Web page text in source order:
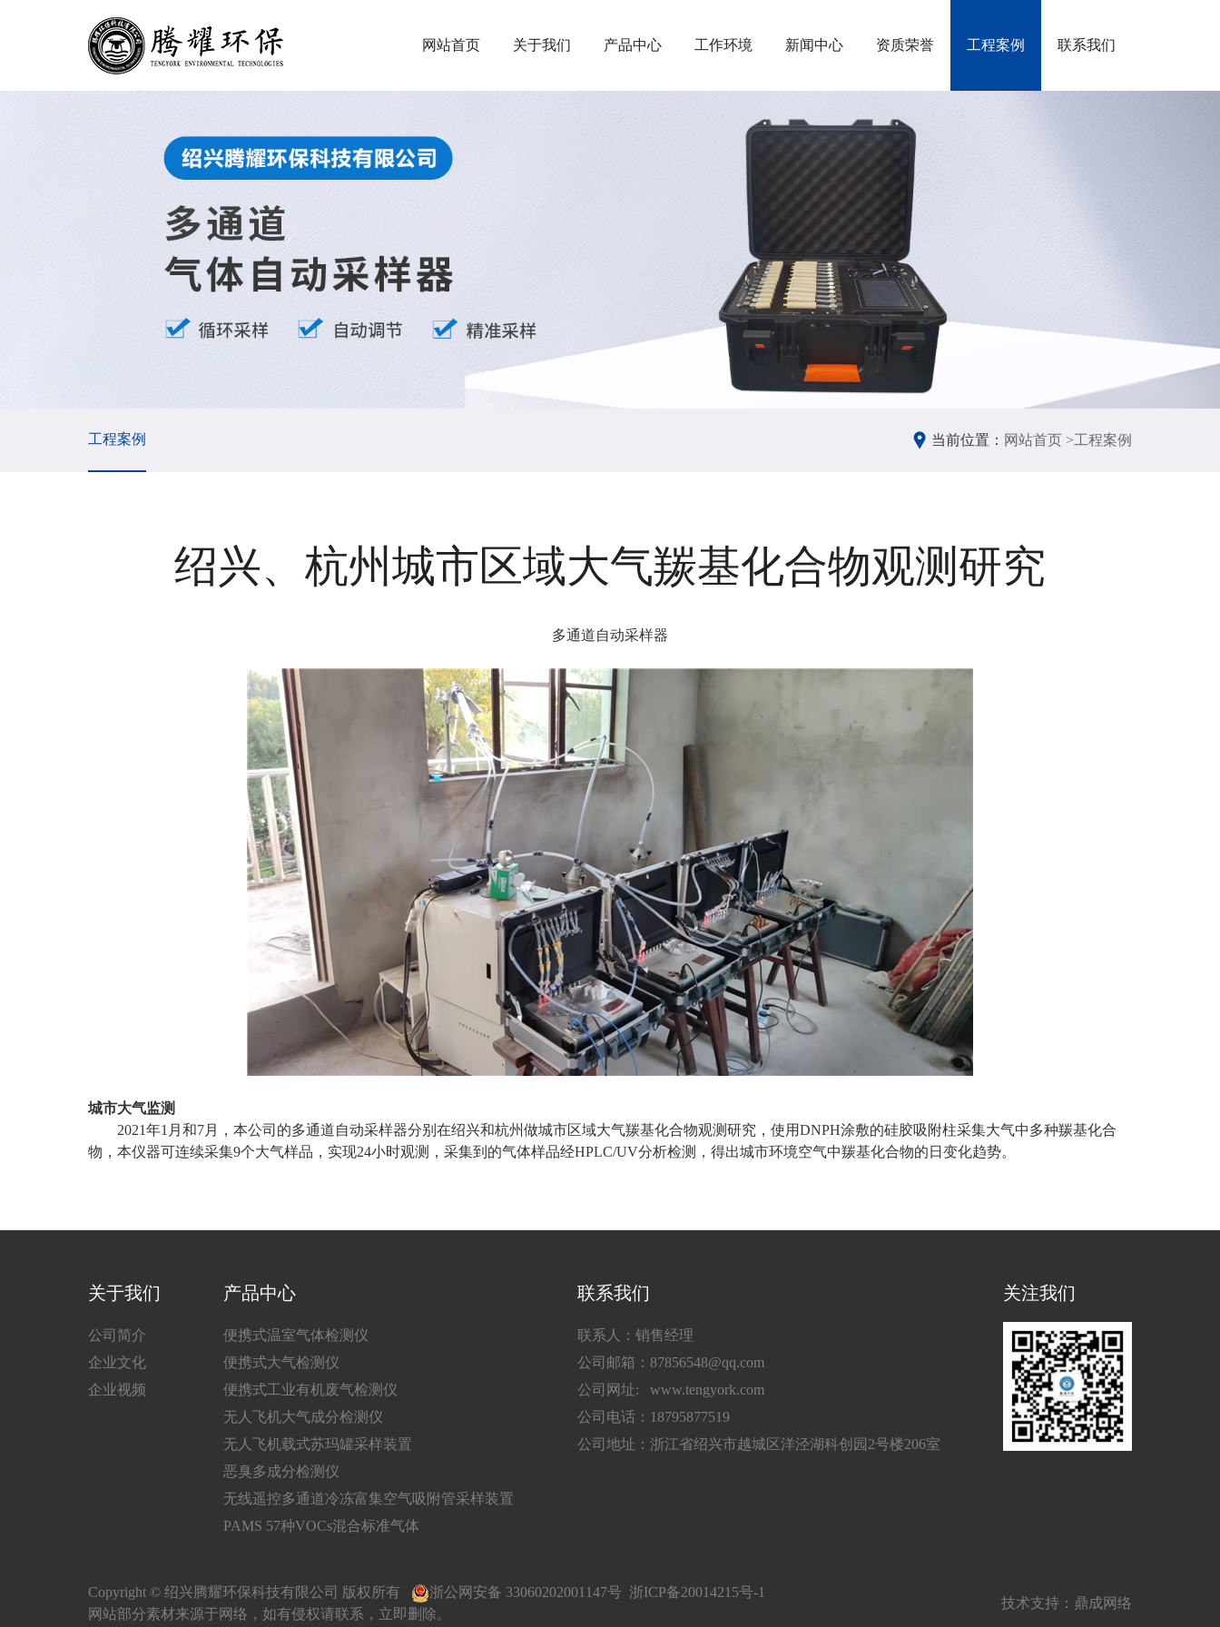
网站首页 关于我们 产品中心 工作环境 新闻中心 资质荣誉 工程案例 联系我们
当前位置： 网站首页 >工程案例
工程案例
绍兴、杭州城市区域大气羰基化合物观测研究
多通道自动采样器
城市大气监测
2021年1月和7月，本公司的多通道自动采样器分别在绍兴和杭州做城市区域大气羰基化合物观测研究，使用DNPH涂敷的硅胶吸附柱采集大气中多种羰基化合
物，本仪器可连续采集9个大气样品，实现24小时观测，采集到的气体样品经HPLC/UV分析检测，得出城市环境空气中羰基化合物的日变化趋势。
关于我们
公司简介
企业文化
企业视频
产品中心
便携式温室气体检测仪
便携式大气检测仪
便携式工业有机废气检测仪
无人飞机大气成分检测仪
无人飞机载式苏玛罐采样装置
恶臭多成分检测仪
无线遥控多通道冷冻富集空气吸附管采样装置
PAMS 57种VOCs混合标准气体
联系我们
联系人：销售经理
公司邮箱：87856548@qq.com
公司网址: www.tengyork.com
公司电话：18795877519
公司地址：浙江省绍兴市越城区洋泾湖科创园2号楼206室
关注我们
Copyright © 绍兴腾耀环保科技有限公司 版权所有 浙公网安备 33060202001147号 浙ICP备20014215号-1
网站部分素材来源于网络，如有侵权请联系，立即删除。
技术支持： 鼎成网络